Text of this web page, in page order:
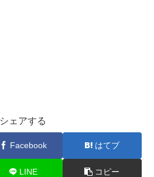
シェアする
Facebook はてブ
LINE コピー